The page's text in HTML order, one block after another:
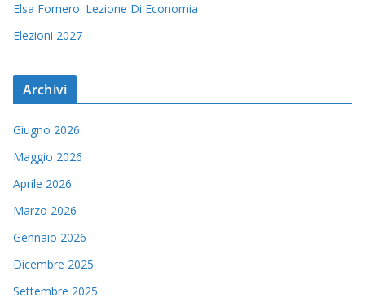
Elsa Fornero: Lezione Di Economia
Elezioni 2027
Archivi
Giugno 2026
Maggio 2026
Aprile 2026
Marzo 2026
Gennaio 2026
Dicembre 2025
Settembre 2025